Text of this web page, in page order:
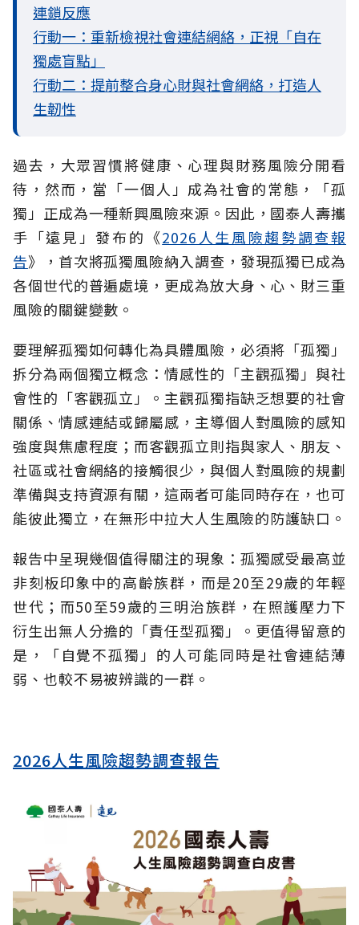
連鎖反應
行動一：重新檢視社會連結網絡，正視「自在
獨處盲點」
行動二：提前整合身心財與社會網絡，打造人
生韌性
過去，大眾習慣將健康、心理與財務風險分開看
待，然而，當「一個人」成為社會的常態，「孤
獨」正成為一種新興風險來源。因此，國泰人壽攜
手「遠見」發布的《2026人生風險趨勢調查報
告》，首次將孤獨風險納入調查，發現孤獨已成為
各個世代的普遍處境，更成為放大身、心、財三重
風險的關鍵變數。
要理解孤獨如何轉化為具體風險，必須將「孤獨」
拆分為兩個獨立概念：情感性的「主觀孤獨」與社
會性的「客觀孤立」。主觀孤獨指缺乏想要的社會
關係、情感連結或歸屬感，主導個人對風險的感知
強度與焦慮程度；而客觀孤立則指與家人、朋友、
社區或社會網絡的接觸很少，與個人對風險的規劃
準備與支持資源有關，這兩者可能同時存在，也可
能彼此獨立，在無形中拉大人生風險的防護缺口。
報告中呈現幾個值得關注的現象：孤獨感受最高並
非刻板印象中的高齡族群，而是20至29歲的年輕
世代；而50至59歲的三明治族群，在照護壓力下
衍生出無人分擔的「責任型孤獨」。更值得留意的
是，「自覺不孤獨」的人可能同時是社會連結薄
弱、也較不易被辨識的一群。
2026人生風險趨勢調查報告